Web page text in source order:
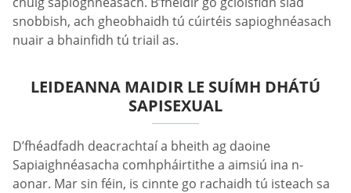
snobbish, ach gheobhaidh tú cúirtéis sapioghnéasach
nuair a bhainfidh tú triail as.
LEIDEANNA MAIDIR LE SUÍMH DHÁTÚ
SAPISEXUAL
D’fhéadfadh deacrachtaí a bheith ag daoine
Sapiaighnéasacha comhpháirtithe a aimsiú ina n-
aonar. Mar sin féin, is cinnte go rachaidh tú isteach sa